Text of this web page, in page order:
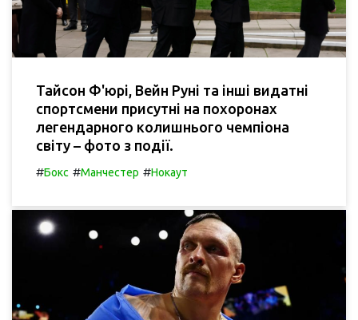
Тайсон Ф'юрі, Вейн Руні та інші видатні
спортсмени присутні на похоронах
легендарного колишнього чемпіона
світу – фото з події.
#Бокс #Манчестер #Нокаут